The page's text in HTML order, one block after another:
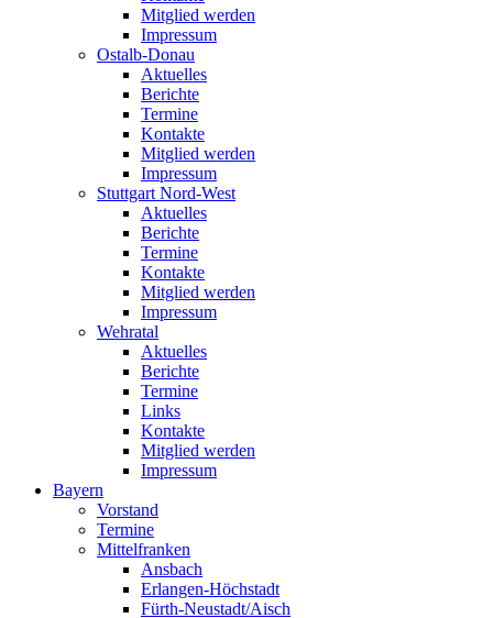
Mitglied werden
Impressum
Ostalb-Donau
Aktuelles
Berichte
Termine
Kontakte
Mitglied werden
Impressum
Stuttgart Nord-West
Aktuelles
Berichte
Termine
Kontakte
Mitglied werden
Impressum
Wehratal
Aktuelles
Berichte
Termine
Links
Kontakte
Mitglied werden
Impressum
Bayern
Vorstand
Termine
Mittelfranken
Ansbach
Erlangen-Höchstadt
Fürth-Neustadt/Aisch